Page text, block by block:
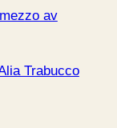
av
Trabucco